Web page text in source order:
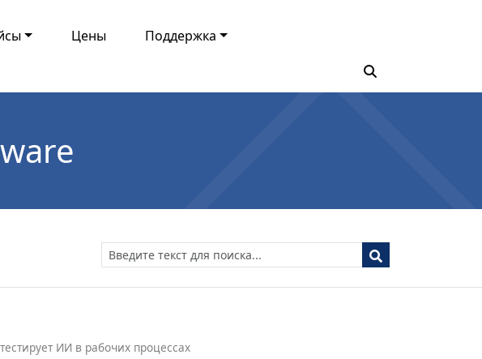
Цены Поддержка
ИИ в рабочих процессах